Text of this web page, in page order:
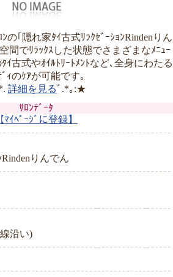
の｢隠れ家ﾀｲ古式ﾘﾗｸｾﾞｰｼｮﾝRindenりん
間でﾘﾗｯｸｽした状態でさまざまなﾒﾆｭｰ
ｲ古式やｵｲﾙﾄﾘｰﾄﾒﾝﾄなど､全身にわたる
ﾞｨのｹｱが可能です｡
詳細を見るﾞ.*｡:★
ｻﾛﾝﾃﾞｰﾀ
【ﾏｲﾍﾟｰｼﾞに登録】
りんでん
沿い)